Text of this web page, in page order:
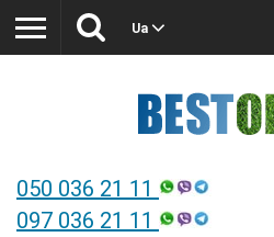
Ua
050 036 21 11
097 036 21 11